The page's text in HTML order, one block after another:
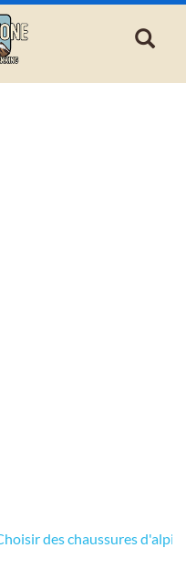
des chaussures